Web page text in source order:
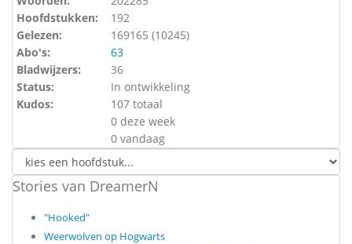
Hoofdstukken:
192
Gelezen:
169165 (10245)
Abo's:
63
Bladwijzers:
36
Status:
In ontwikkeling
Kudos:
107 totaal
0 deze week
0 vandaag
Stories van DreamerN
"Hooked"
Weerwolven op Hogwarts